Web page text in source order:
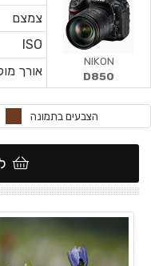
צמצם
ISO
אורך
NIKON
D850
הצבעים בתמונה